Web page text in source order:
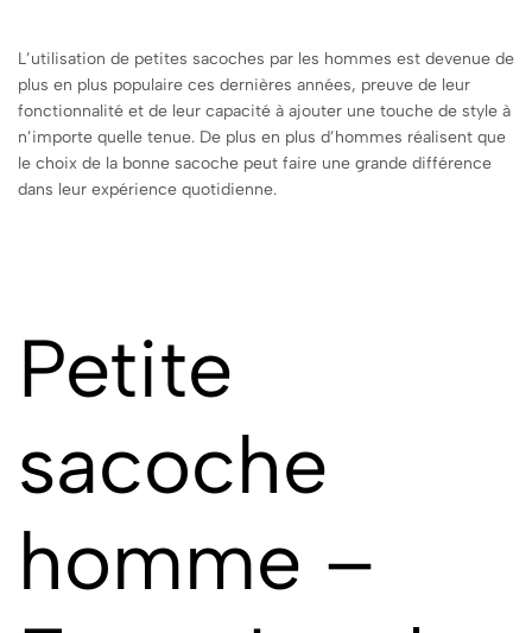
L’utilisation de petites sacoches par les hommes est devenue de
plus en plus populaire ces dernières années, preuve de leur
fonctionnalité et de leur capacité à ajouter une touche de style à
n’importe quelle tenue. De plus en plus d’hommes réalisent que
le choix de la bonne sacoche peut faire une grande différence
dans leur expérience quotidienne.
Petite
sacoche
homme –